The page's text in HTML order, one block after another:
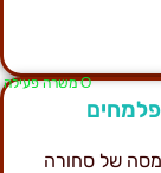
Ο משרה פעילה
של סחורה